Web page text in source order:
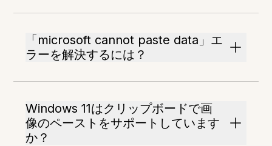
「microsoft cannot paste data」エ
ラーを解決するには？
Windows 11はクリップボードで画
像のペーストをサポートしています
か？